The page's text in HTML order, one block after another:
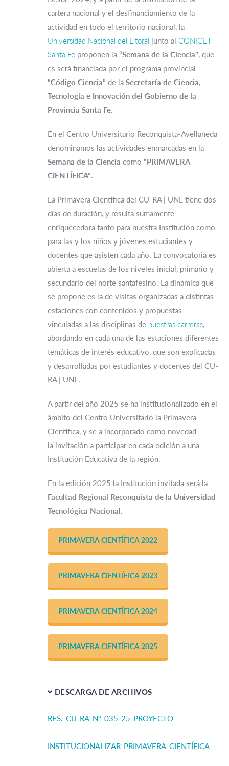
cartera nacional y el desfinanciamiento de la
actividad en todo el territorio nacional, la
Universidad Nacional del Litoral junto al CONICET
Santa Fe proponen la “Semana de la Ciencia”, que
es será financiada por el programa provincial
“Código Ciencia” de la Secretaría de Ciencia,
Tecnología e Innovación del Gobierno de la
Provincia Santa Fe.
En el Centro Universitario Reconquista-Avellaneda
denominamos las actividades enmarcadas en la
Semana de la Ciencia como “PRIMAVERA
CIENTÍFICA”.
La Primavera Cientìfica del CU-RA | UNL tiene dos
días de duración, y resulta sumamente
enriquecedora tanto para nuestra Institución como
para las y los niños y jóvenes estudiantes y
docentes que asisten cada año. La convocatoria es
abierta a escuelas de los niveles inicial, primario y
secundario del norte santafesino. La dinámica que
se propone es la de visitas organizadas a distintas
estaciones con contenidos y propuestas
vinculadas a las disciplinas de nuestras carreras,
abordando en cada una de las estaciones diferentes
temáticas de interés educativo, que son explicadas
y desarrolladas por estudiantes y docentes del CU-
RA | UNL.
A partir del año 2025 se ha institucionalizado en el
ámbito del Centro Universitario la Primavera
Científica, y se a incorporado como novedad
la invitación a participar en cada edición a una
Institución Educativa de la región.
En la edición 2025 la Institución invitada será la
Facultad Regional Reconquista de la Universidad
Tecnológica Nacional.
PRIMAVERA CIENTÍFICA 2022
PRIMAVERA CIENTÍFICA 2023
PRIMAVERA CIENTÍFICA 2024
PRIMAVERA CIENTÍFICA 2025
DESCARGA DE ARCHIVOS
RES.-CU-RA-N°-035-25-PROYECTO-
INSTITUCIONALIZAR-PRIMAVERA-CIENTÍFICA-